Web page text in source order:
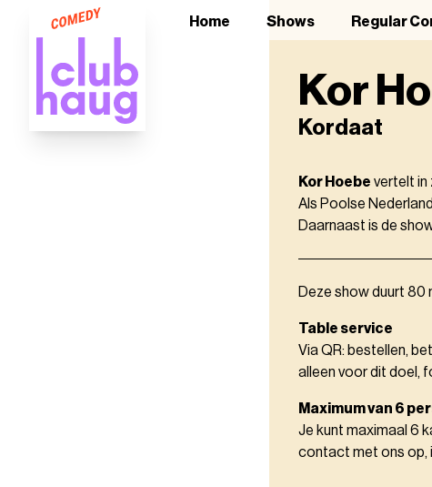
Home Shows Regular
Kor
Kordaat
Kor Hoebe vertelt in
Als Poolse
Daarnaast is de
Deze show duurt 80
Table service
Via QR: bestellen,
alleen voor dit doel,
Maximum van 6
Je kunt maximaal 6
contact met ons op,